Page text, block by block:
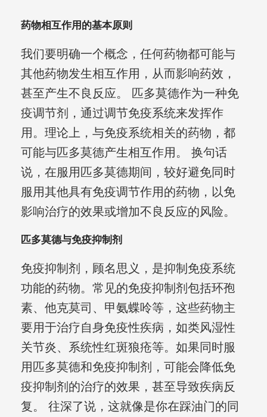
药物相互作用的基本原则
我们要明确一个概念，任何药物都可能与
其他药物发生相互作用，从而影响药效，
甚至产生不良反应。 匹多莫德作为一种免
疫调节剂，通过调节免疫系统来发挥作
用。理论上，与免疫系统相关的药物，都
可能与匹多莫德产生相互作用。 换句话
说，在服用匹多莫德期间，较好避免同时
服用其他具有免疫调节作用的药物，以免
影响治疗的效果或增加不良反应的风险。
匹多莫德与免疫抑制剂
免疫抑制剂，顾名思义，是抑制免疫系统
功能的药物。常见的免疫抑制剂包括环孢
素、他克莫司、甲氨蝶呤等，这些药物主
要用于治疗自身免疫性疾病，如类风湿性
关节炎、系统性红斑狼疮等。如果同时服
用匹多莫德和免疫抑制剂，可能会降低免
疫抑制剂的治疗的效果，甚至导致疾病反
复。 往深了说，这就像是你在踩油门的同